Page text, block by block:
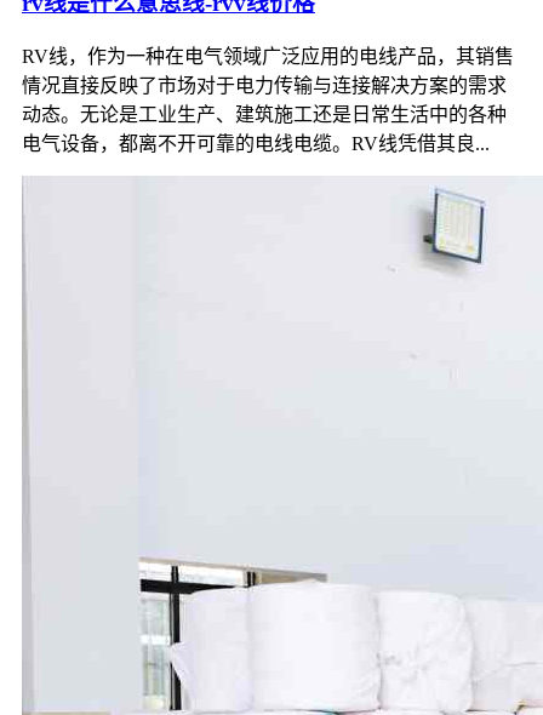
RV线，作为一种在电气领域广泛应用的电线产品，其销售
情况直接反映了市场对于电力传输与连接解决方案的需求
动态。无论是工业生产、建筑施工还是日常生活中的各种
电气设备，都离不开可靠的电线电缆。RV线凭借其良...